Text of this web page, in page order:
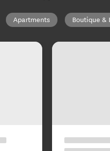
Apartments Boutique &